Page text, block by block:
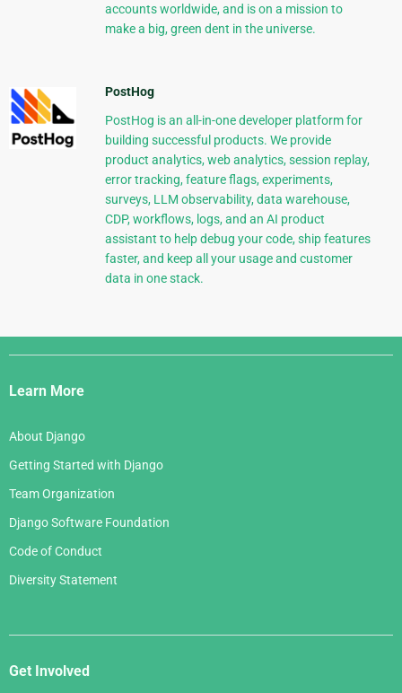
accounts worldwide, and is on a mission to
make a big, green dent in the universe.
PostHog
PostHog is an all-in-one developer platform for
building successful products. We provide
product analytics, web analytics, session replay,
error tracking, feature flags, experiments,
surveys, LLM observability, data warehouse,
CDP, workflows, logs, and an AI product
assistant to help debug your code, ship features
faster, and keep all your usage and customer
data in one stack.
Django
Links
Learn More
About Django
Getting Started with Django
Team Organization
Django Software Foundation
Code of Conduct
Diversity Statement
Get Involved